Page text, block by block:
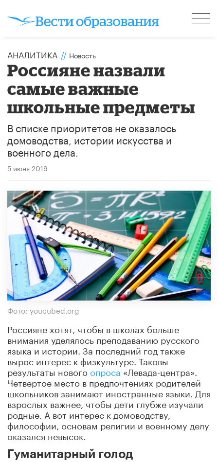
АНАЛИТИКА // Новость
Россияне назвали
самые важные
школьные предметы
В списке приоритетов не оказалось
домоводства, истории искусства и
военного дела.
5 июня 2019
Фото: youcubed.org
Россияне хотят, чтобы в школах больше
внимания уделялось преподаванию русского
языка и истории. За последний год также
вырос интерес к физкультуре. Таковы
результаты нового опроса«Левада-центра».
Четвертое место в предпочтениях родителей
школьников занимают иностранные языки. Для
взрослых важнее, чтобы дети глубже изучали
родные. А вот интерес к домоводству,
философии, основам религии и военному делу
оказался невысок.
Гуманитарный голод